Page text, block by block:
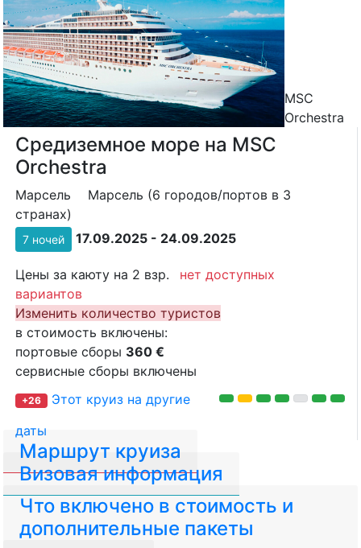
MSC
Orchestra
Средиземное море на MSC
Orchestra
Марсель
Марсель (6 городов/портов в 3
странах)
7 ночей 17.09.2025 - 24.09.2025
Цены за каюту на 2 взр.
нет доступных
вариантов
Изменить количество туристов
в стоимость включены:
портовые сборы 360 €
сервисные сборы включены
+26
Этот круиз на другие
даты
Маршрут круиза
Визовая информация
Что включено в стоимость и
дополнительные пакеты